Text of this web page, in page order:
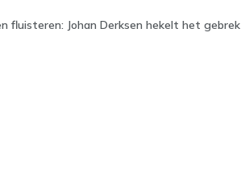
fluisteren: Johan Derksen hekelt het gebrek